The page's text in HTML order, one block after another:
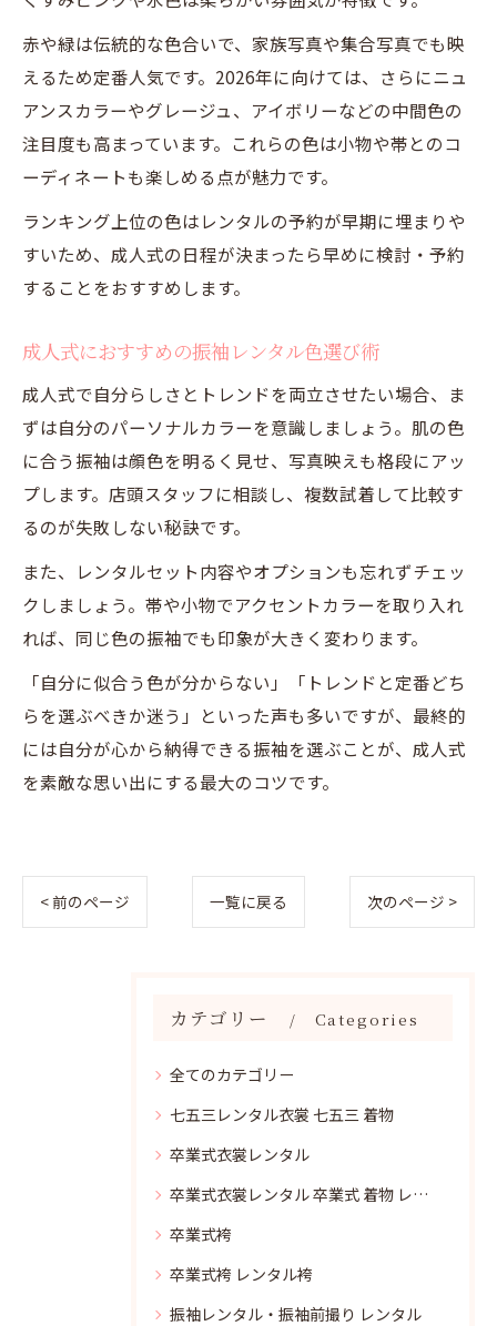
赤や緑は伝統的な色合いで、家族写真や集合写真でも映
えるため定番人気です。2026年に向けては、さらにニュ
アンスカラーやグレージュ、アイボリーなどの中間色の
注目度も高まっています。これらの色は小物や帯とのコ
ーディネートも楽しめる点が魅力です。
ランキング上位の色はレンタルの予約が早期に埋まりや
すいため、成人式の日程が決まったら早めに検討・予約
することをおすすめします。
成人式におすすめの振袖レンタル色選び術
成人式で自分らしさとトレンドを両立させたい場合、ま
ずは自分のパーソナルカラーを意識しましょう。肌の色
に合う振袖は顔色を明るく見せ、写真映えも格段にアッ
プします。店頭スタッフに相談し、複数試着して比較す
るのが失敗しない秘訣です。
また、レンタルセット内容やオプションも忘れずチェッ
クしましょう。帯や小物でアクセントカラーを取り入れ
れば、同じ色の振袖でも印象が大きく変わります。
「自分に似合う色が分からない」「トレンドと定番どち
らを選ぶべきか迷う」といった声も多いですが、最終的
には自分が心から納得できる振袖を選ぶことが、成人式
を素敵な思い出にする最大のコツです。
< 前のページ 一覧に戻る 次のページ >
カテゴリー Categories
全てのカテゴリー
七五三レンタル衣裳 七五三 着物
卒業式衣裳レンタル
卒業式衣裳レンタル 卒業式 着物 レンタル
卒業式袴
卒業式袴 レンタル袴
振袖レンタル・振袖前撮り レンタル